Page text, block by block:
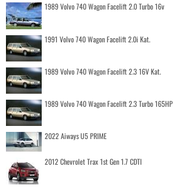
1989 Volvo 740 Wagon Facelift 2.0 Turbo 16v
1991 Volvo 740 Wagon Facelift 2.0i Kat.
1989 Volvo 740 Wagon Facelift 2.3 16V Kat.
1989 Volvo 740 Wagon Facelift 2.3 Turbo 165HP
2022 Aiways U5 PRIME
2012 Chevrolet Trax 1st Gen 1.7 CDTI